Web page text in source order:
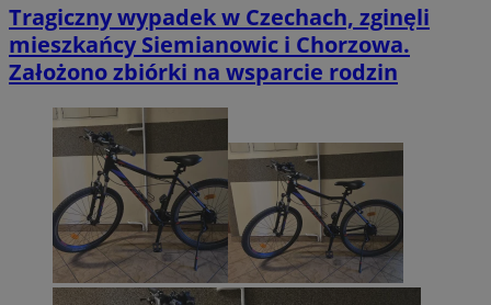
Tragiczny wypadek w Czechach, zginęli
mieszkańcy Siemianowic i Chorzowa.
Założono zbiórki na wsparcie rodzin